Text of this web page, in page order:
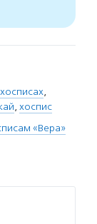
,
, хоспис
«Вера»